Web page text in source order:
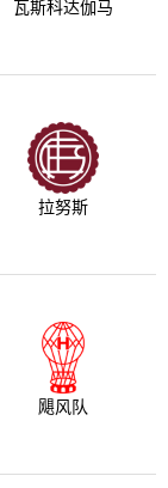
瓦斯科达伽马
拉努斯
飓风队